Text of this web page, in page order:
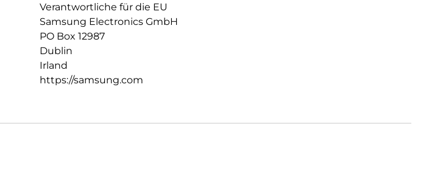
Verantwortliche für die EU
Samsung Electronics GmbH
PO Box 12987
Dublin
Irland
https://samsung.com